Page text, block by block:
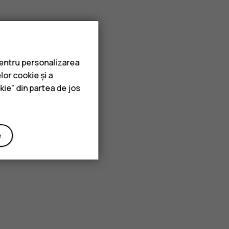
personalizarea
cookie și a
din partea de jos